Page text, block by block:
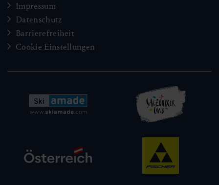
Impressum
Datenschutz
Barrierefreiheit
Cookie Einstellungen